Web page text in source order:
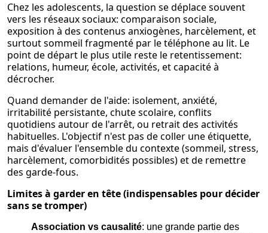
Chez les adolescents, la question se déplace souvent
vers les réseaux sociaux: comparaison sociale,
exposition à des contenus anxiogènes, harcèlement, et
surtout sommeil fragmenté par le téléphone au lit. Le
point de départ le plus utile reste le retentissement:
relations, humeur, école, activités, et capacité à
décrocher.
Quand demander de l'aide: isolement, anxiété,
irritabilité persistante, chute scolaire, conflits
quotidiens autour de l'arrêt, ou retrait des activités
habituelles. L'objectif n'est pas de coller une étiquette,
mais d'évaluer l'ensemble du contexte (sommeil, stress,
harcèlement, comorbidités possibles) et de remettre
des garde-fous.
Limites à garder en tête (indispensables pour décider
sans se tromper)
Association vs causalité: une grande partie des